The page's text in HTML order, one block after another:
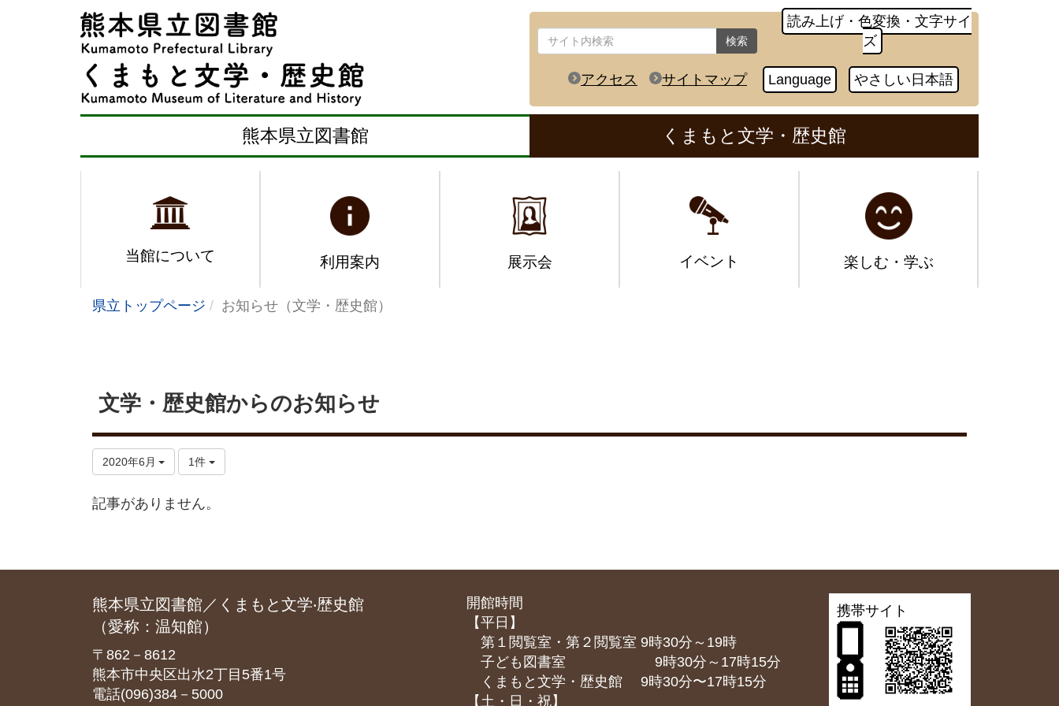
検索
読み上げ・色変換・文字サイ
ズ
アクセス サイトマップ Language やさしい日本語
熊本県立図書館 くまもと文学・歴史館
当館について 利用案内 展示会 イベント 楽しむ・学ぶ
県立トップページ お知らせ（文学・歴史館）
文学・歴史館からのお知らせ
2020年6月 1件
記事がありません。
熊本県立図書館／くまもと文学‧歴史館
（愛称：温知館）
〒862－8612
熊本市中央区出水2丁目5番1号
電話(096)384－5000
開館時間
【平日】
第１閲覧室・第２閲覧室 9時30分～19時
子ども図書室 9時30分～17時15分
くまもと⽂学・歴史館 9時30分〜17時15分
【土・日・祝】
携帯サイト